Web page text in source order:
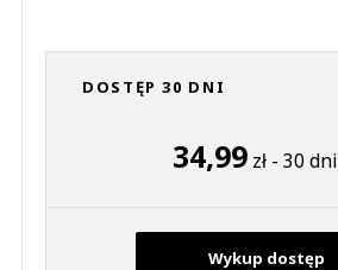
DOSTĘP 30 DNI
34,99 zł - 30 dni
Wykup dostęp